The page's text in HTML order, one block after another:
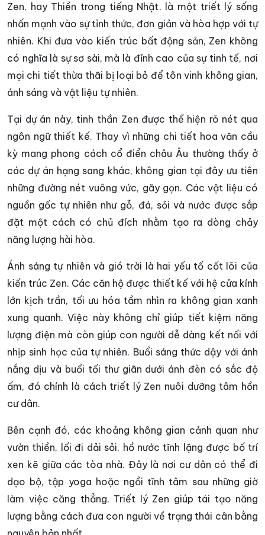
Zen, hay Thiền trong tiếng Nhật, là một triết lý sống
nhấn mạnh vào sự tỉnh thức, đơn giản và hòa hợp với tự
nhiên. Khi đưa vào kiến trúc bất động sản, Zen không
có nghĩa là sự sơ sài, mà là đỉnh cao của sự tinh tế, nơi
mọi chi tiết thừa thãi bị loại bỏ để tôn vinh không gian,
ánh sáng và vật liệu tự nhiên.
Tại dự án này, tinh thần Zen được thể hiện rõ nét qua
ngôn ngữ thiết kế. Thay vì những chi tiết hoa văn cầu
kỳ mang phong cách cổ điển châu Âu thường thấy ở
các dự án hạng sang khác, không gian tại đây ưu tiên
những đường nét vuông vức, gãy gọn. Các vật liệu có
nguồn gốc tự nhiên như gỗ, đá, sỏi và nước được sắp
đặt một cách có chủ đích nhằm tạo ra dòng chảy
năng lượng hài hòa.
Ánh sáng tự nhiên và gió trời là hai yếu tố cốt lõi của
kiến trúc Zen. Các căn hộ được thiết kế với hệ cửa kính
lớn kịch trần, tối ưu hóa tầm nhìn ra không gian xanh
xung quanh. Việc này không chỉ giúp tiết kiệm năng
lượng điện mà còn giúp con người dễ dàng kết nối với
nhịp sinh học của tự nhiên. Buổi sáng thức dậy với ánh
nắng dịu và buổi tối thư giãn dưới ánh đèn có sắc độ
ấm, đó chính là cách triết lý Zen nuôi dưỡng tâm hồn
cư dân.
Bên cạnh đó, các khoảng không gian cảnh quan như
vườn thiền, lối đi dải sỏi, hồ nước tĩnh lặng được bố trí
xen kẽ giữa các tòa nhà. Đây là nơi cư dân có thể đi
dạo bộ, tập yoga hoặc ngồi tĩnh tâm sau những giờ
làm việc căng thẳng. Triết lý Zen giúp tái tạo năng
lượng bằng cách đưa con người về trạng thái cân bằng